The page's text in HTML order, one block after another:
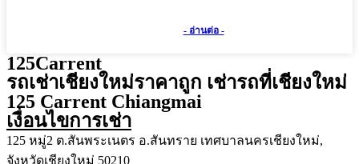
- อ่านต่อ -
125Carrent
รถเช่าเชียงใหม่ราคาถูก เช่ารถที่เชียงใหม่
125 Carrent Chiangmai
เงื่อนไขการเช่า
125 หมู่2 ต.สันพระเนตร อ.สันทราย เทศบาลนครเชียงใหม่,
จังหวัดเชียงใหม่ 50210